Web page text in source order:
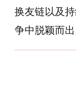
换友链以及
争中脱颖而出